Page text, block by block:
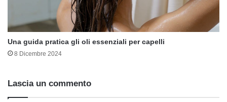
Una guida pratica gli oli essenziali per capelli
8 Dicembre 2024
Lascia un commento